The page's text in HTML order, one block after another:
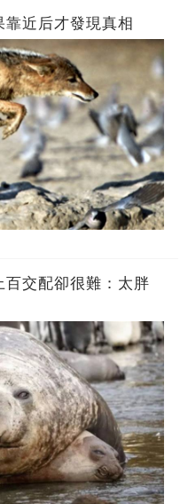
近后才發現真相
交配卻很難：太胖